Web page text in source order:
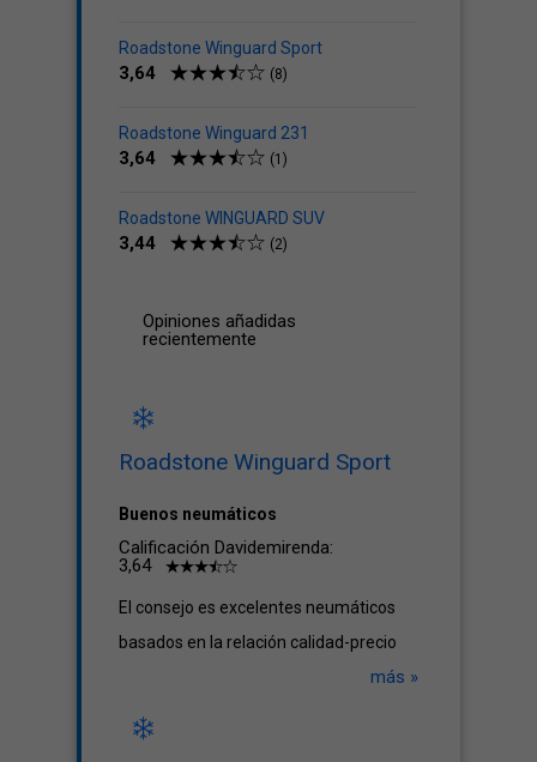
Roadstone Winguard Sport
3,64 (8)
Roadstone Winguard 231
3,64 (1)
Roadstone WINGUARD SUV
3,44 (2)
Opiniones añadidas
recientemente
Roadstone Winguard Sport
Buenos neumáticos
Calificación Davidemirenda:
3,64
El consejo es excelentes neumáticos
basados ​​en la relación calidad-precio
más »